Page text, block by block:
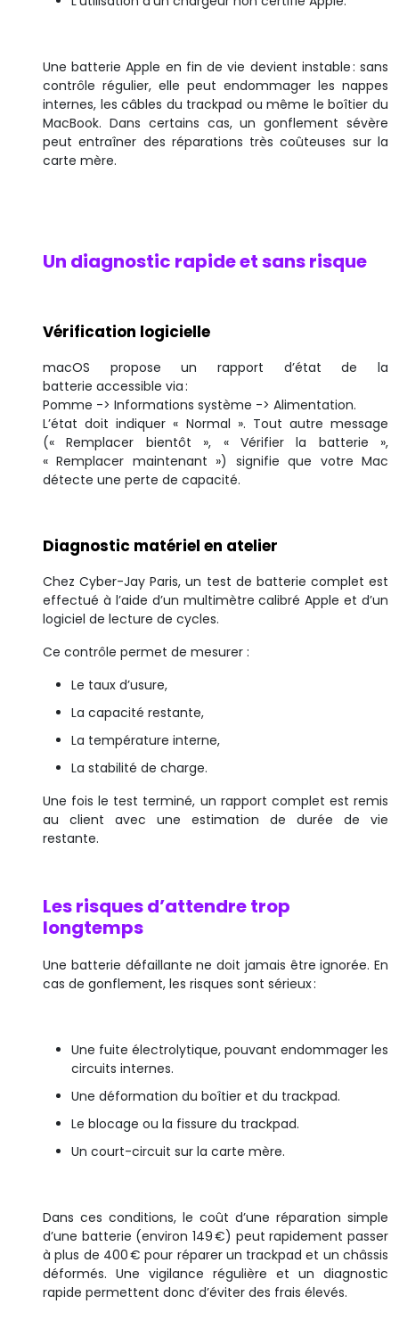
Une batterie Apple en fin de vie devient instable : sans
contrôle régulier, elle peut endommager les nappes
internes, les câbles du trackpad ou même le boîtier du
MacBook. Dans certains cas, un gonflement sévère
peut entraîner des réparations très coûteuses sur la
carte mère.
Un diagnostic rapide et sans risque
Vérification logicielle
macOS propose un rapport d’état de la
batterie accessible via :
Pomme -> Informations système -> Alimentation.
L’état doit indiquer « Normal ». Tout autre message
(« Remplacer bientôt », « Vérifier la batterie »,
« Remplacer maintenant ») signifie que votre Mac
détecte une perte de capacité.
Diagnostic matériel en atelier
Chez Cyber-Jay Paris, un test de batterie complet est
effectué à l’aide d’un multimètre calibré Apple et d’un
logiciel de lecture de cycles.
Ce contrôle permet de mesurer :
Le taux d’usure,
La capacité restante,
La température interne,
La stabilité de charge.
Une fois le test terminé, un rapport complet est remis
au client avec une estimation de durée de vie
restante.
Les risques d’attendre trop
longtemps
Une batterie défaillante ne doit jamais être ignorée. En
cas de gonflement, les risques sont sérieux :
Une fuite électrolytique, pouvant endommager les
circuits internes.
Une déformation du boîtier et du trackpad.
Le blocage ou la fissure du trackpad.
Un court-circuit sur la carte mère.
Dans ces conditions, le coût d’une réparation simple
d’une batterie (environ 149 €) peut rapidement passer
à plus de 400 € pour réparer un trackpad et un châssis
déformés. Une vigilance régulière et un diagnostic
rapide permettent donc d’éviter des frais élevés.